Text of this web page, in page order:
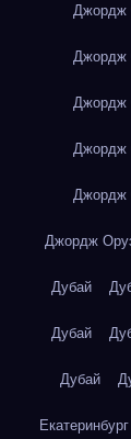
Джордж
Джордж
Джордж
Джордж
Джордж
Джордж
Дубай
Дубай
Дубай
Екатеринбург